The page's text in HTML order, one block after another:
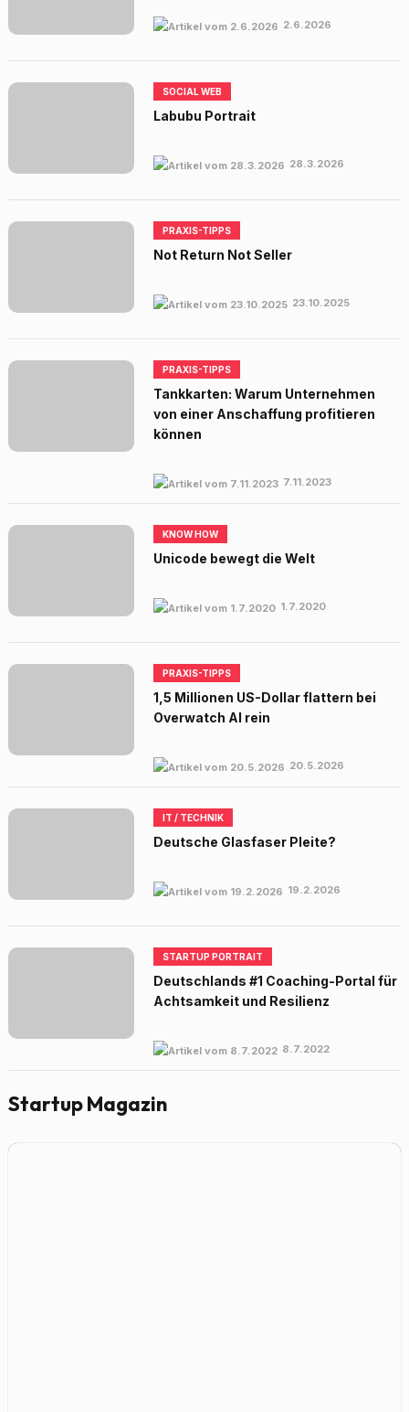
2.6.2026
SOCIAL WEB
Labubu Portrait
28.3.2026
PRAXIS-TIPPS
Not Return Not Seller
23.10.2025
PRAXIS-TIPPS
Tankkarten: Warum Unternehmen
von einer Anschaffung profitieren
können
7.11.2023
KNOW HOW
Unicode bewegt die Welt
1.7.2020
PRAXIS-TIPPS
1,5 Millionen US-Dollar flattern bei
Overwatch AI rein
20.5.2026
IT / TECHNIK
Deutsche Glasfaser Pleite?
19.2.2026
STARTUP PORTRAIT
Deutschlands #1 Coaching-Portal für
Achtsamkeit und Resilienz
8.7.2022
Startup Magazin